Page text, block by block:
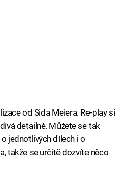
od Sida Meiera. Re-play si
detailně. Můžete se tak
jednotlivých dílech i o
takže se určitě dozvíte něco